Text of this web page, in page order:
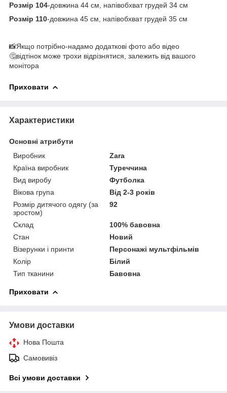
Розмір 104-довжина 44 см, напівобхват грудей 34 см
Розмір 110-довжина 45 см, напівобхват грудей 35 см
📸Якщо потрібно-надамо додаткові фото або відео
🤔відтінок може трохи відрізнятися, залежить від вашого
монітора
Приховати
Характеристики
Основні атрибути
Виробник
Zara
Країна виробник
Туреччина
Вид виробу
Футболка
Вікова група
Від 2-3 років
Розмір дитячого одягу (за
зростом)
92
Склад
100% бавовна
Стан
Новий
Візерунки і принти
Персонажі мультфільмів
Колір
Білий
Тип тканини
Бавовна
Приховати
Умови доставки
Нова Пошта
Самовивіз
Всі умови доставки